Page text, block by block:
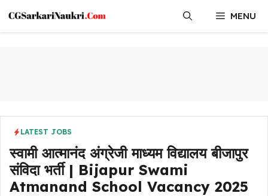
content
MENU
LATEST JOBS
स्वामी आत्मानंद अंग्रेजी माध्यम विद्यालय बीजापुर
संविदा भर्ती | Bijapur Swami
Atmanand School Vacancy 2025